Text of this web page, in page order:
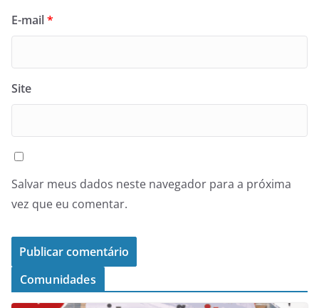
E-mail*
Site
Salvar meus dados neste navegador para a próxima
vez que eu comentar.
Comunidades